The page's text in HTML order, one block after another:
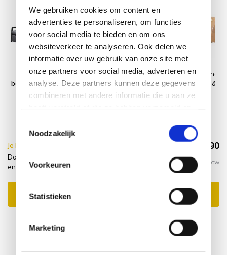
We gebruiken cookies om content en
advertenties te personaliseren, om functies
voor social media te bieden en om ons
websiteverkeer te analyseren. Ook delen we
informatie over uw gebruik van onze site met
onze partners voor social media, adverteren en
analyse. Deze partners kunnen deze gegevens
combineren met andere informatie die u aan ze
Noodzakelijk
Voorkeuren
Statistieken
Marketing
Dallas lounge
balkonset 3 delig
verstelbare
voetenbank
2x Platinum
AeroCover
Loungestoelhoes
75x78xH65/100
Montagelevering
- Extra gemak &
geen afval
Je bespaart €15.00,- €1.394,90
Dallas lounge balkonset 3 delig verstelbare rugleuning
en voetenbank antraciet + hoes + montagelevering
Incl. btw
Toevoegen aan winkelwagen